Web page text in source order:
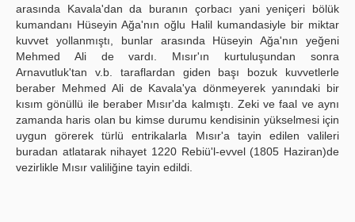
arasında Kavala'dan da buranın çorbacı yani yeniçeri bölük
kumandanı Hüseyin Ağa'nın oğlu Halil kumandasiyle bir miktar
kuvvet yollanmıştı, bunlar arasında Hüseyin Ağa'nın yeğeni
Mehmed Ali de vardı. Mısır'ın kurtuluşundan sonra
Arnavutluk'tan v.b. taraflardan giden başı bozuk kuvvetlerle
beraber Mehmed Ali de Kavala'ya dönmeyerek yanındaki bir
kısım gönüllü ile beraber Mısır'da kalmıştı. Zeki ve faal ve aynı
zamanda haris olan bu kimse durumu kendisinin yükselmesi için
uygun görerek türlü entrikalarla Mısır'a tayin edilen valileri
buradan atlatarak nihayet 1220 Rebiü'l-evvel (1805 Haziran)de
vezirlikle Mısır valiliğine tayin edildi.